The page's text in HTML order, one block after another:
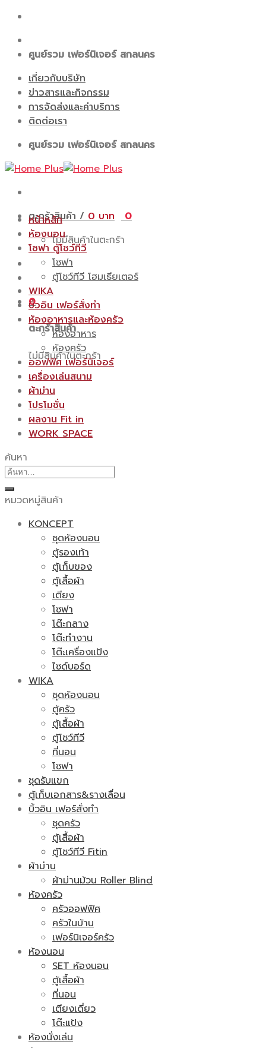
Skip
content
ศูนย์รวม เฟอร์นิเจอร์ สกลนคร
เกี่ยวกับบริษัท
ข่าวสารและกิจกรรม
การจัดส่งและค่าบริการ
ติดต่อเรา
ศูนย์รวม เฟอร์นิเจอร์ สกลนคร
ตะกร้าสินค้า /0
0
ไม่มีสินค้าในตะกร้า
0
ตะกร้าสินค้า
ไม่มีสินค้าในตะกร้า
หน้าหลัก
ห้องนอน
โซฟา ตู้โชว์ทีวี
โซฟา
ตู้โชว์ทีวี โฮมเธียเตอร์
WIKA
บิ้วอิน เฟอร์สั่งทำ
ห้องอาหารและห้องครัว
ห้องอาหาร
ห้องครัว
ออฟฟิศ เฟอร์นิเจอร์
เครื่องเล่นสนาม
ผ้าม่าน
โปรโมชั่น
ผลงาน Fit in
WORK SPACE
ค้นหา
ค้นหา:
หมวดหมู่สินค้า
KONCEPT
ชุดห้องนอน
ตู้รองเท้า
ตู้เก็บของ
ตู้เสื้อผ้า
เตียง
โซฟา
โต๊ะกลาง
โต๊ะทำงาน
โต๊ะเครื่องแป้ง
ไซด์บอร์ด
WIKA
ชุดห้องนอน
ตู้ครัว
ตู้เสื้อผ้า
ตู้โชว์ทีวี
ที่นอน
โซฟา
ชุดรับแขก
ตู้เก็บเอกสาร&รางเลื่อน
บิ้วอิน เฟอร์สั่งทำ
ชุดครัว
ตู้เสื้อผ้า
ตู้โชว์ทีวี Fitin
ผ้าม่าน
ผ้าม่านม้วน Roller Blind
ห้องครัว
ครัวออฟฟิศ
ครัวในบ้าน
เฟอร์นิเจอร์ครัว
ห้องนอน
SET ห้องนอน
ตู้เสื้อผ้า
ที่นอน
เตียงเดี่ยว
โต๊ะแป้ง
ห้องนั่งเล่น